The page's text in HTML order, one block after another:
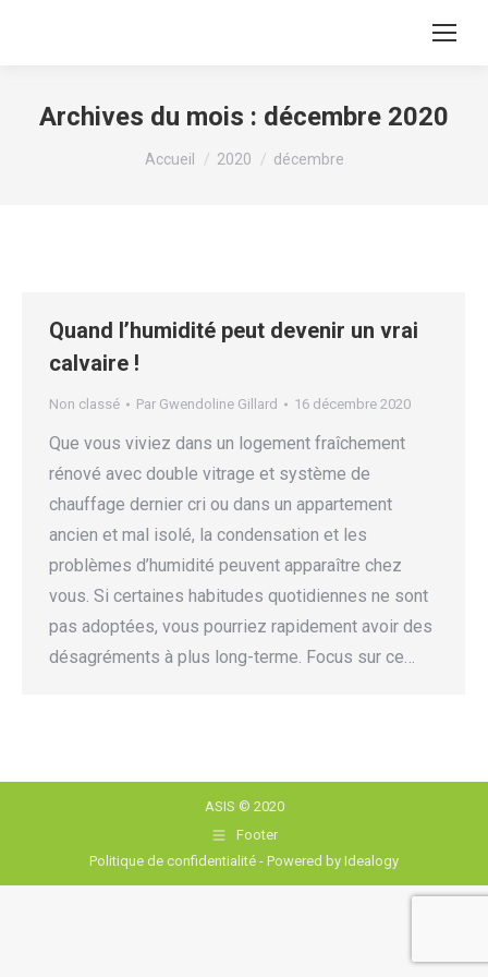
Archives du mois : décembre 2020
Vous êtes ici :
Accueil 2020 décembre
Quand l’humidité peut devenir un vrai
calvaire !
Non classé Par Gwendoline Gillard 16 décembre 2020
Que vous viviez dans un logement fraîchement
rénové avec double vitrage et système de
chauffage dernier cri ou dans un appartement
ancien et mal isolé, la condensation et les
problèmes d’humidité peuvent apparaître chez
vous. Si certaines habitudes quotidiennes ne sont
pas adoptées, vous pourriez rapidement avoir des
désagréments à plus long-terme. Focus sur ce…
ASIS © 2020
Footer
Politique de confidentialité - Powered by Idealogy